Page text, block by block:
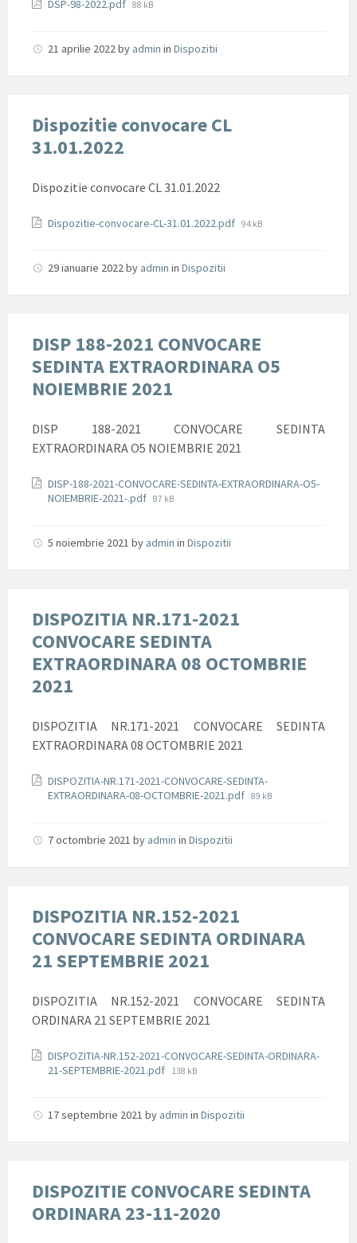
Documente
DSP-98-2022.pdf File
88 kB
21 aprilie 2022by admin in Dispozitii
Dispozitie convocare CL
31.01.2022
Dispozitie convocare CL 31.01.2022
Documente
Dispozitie-convocare-CL-31.01.2022.pdf File
94 kB
29 ianuarie 2022by admin in Dispozitii
DISP 188-2021 CONVOCARE
SEDINTA EXTRAORDINARA O5
NOIEMBRIE 2021
DISP 188-2021 CONVOCARE SEDINTA
EXTRAORDINARA O5 NOIEMBRIE 2021
Documente
DISP-188-2021-CONVOCARE-SEDINTA-EXTRAORDINARA-O5-
NOIEMBRIE-2021-.pdf File
87 kB
5 noiembrie 2021 by admin in Dispozitii
DISPOZITIA NR.171-2021
CONVOCARE SEDINTA
EXTRAORDINARA 08 OCTOMBRIE
2021
DISPOZITIA NR.171-2021 CONVOCARE SEDINTA
EXTRAORDINARA 08 OCTOMBRIE 2021
Documente
DISPOZITIA-NR.171-2021-CONVOCARE-SEDINTA-
EXTRAORDINARA-08-OCTOMBRIE-2021.pdf File
89 kB
7 octombrie 2021 by admin in Dispozitii
DISPOZITIA NR.152-2021
CONVOCARE SEDINTA ORDINARA
21 SEPTEMBRIE 2021
DISPOZITIA NR.152-2021 CONVOCARE SEDINTA
ORDINARA 21 SEPTEMBRIE 2021
Documente
DISPOZITIA-NR.152-2021-CONVOCARE-SEDINTA-ORDINARA-
21-SEPTEMBRIE-2021.pdf File
138 kB
17 septembrie 2021 by admin in Dispozitii
DISPOZITIE CONVOCARE SEDINTA
ORDINARA 23-11-2020